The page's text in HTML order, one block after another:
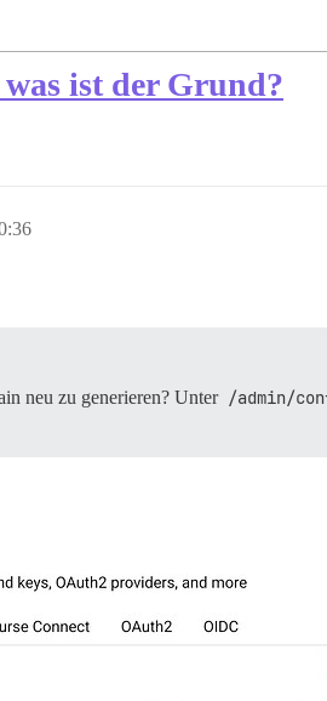
ist der Grund?
neu zu generieren? Unter /admin/